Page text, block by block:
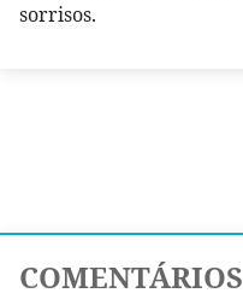
sorrisos.
COMENTÁRIOS